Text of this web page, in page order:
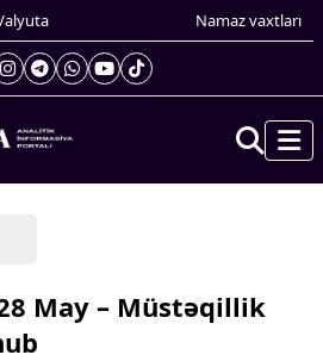
Namaz vaxtları
May – Müstəqillik